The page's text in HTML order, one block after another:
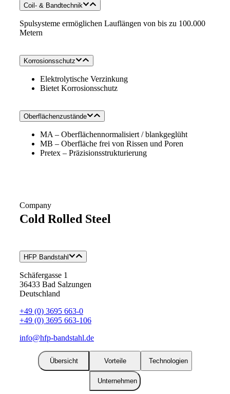
Coil- & Bandtechnik
Spulsysteme ermöglichen Lauflängen von bis zu 100.000
Metern
Korrosionsschutz
Elektrolytische Verzinkung
Bietet Korrosionsschutz
Oberflächenzustände
MA – Oberflächennormalisiert / blankgeglüht
MB – Oberfläche frei von Rissen und Poren
Pretex – Präzisionsstrukturierung
Cold Rolled Steel
Company
HFP Bandstahl
Schäfergasse 1
36433 Bad Salzungen
Deutschland
+49 (0) 3695 663-0
+49 (0) 3695 663-106
info@hfp-bandstahl.de
Übersicht Vorteile Technologien
Unternehmen